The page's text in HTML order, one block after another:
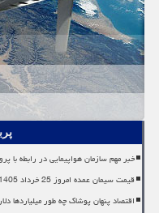
خبر مهم سازمان هواپیمایی در رابطه با
قیمت سیمان عمده امروز 25 خرداد 1405
اقتصاد پنهان پوشاک چه طور میلیاردها